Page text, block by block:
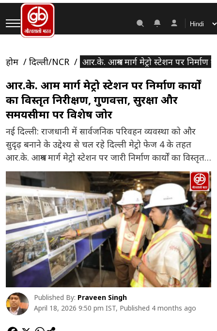
होम दिल्ली/NCR आर.के. आश्रम मार्ग मेट्रो स्टेशन पर
आर.के. आश्रम मार्ग मेट्रो स्टेशन पर निर्माण कार्यों
का विस्तृत निरीक्षण, गुणवत्ता, सुरक्षा और
समयसीमा पर विशेष जोर
नई दिल्ली: राजधानी में सार्वजनिक परिवहन व्यवस्था को और
सुदृढ़ बनाने के उद्देश्य से चल रहे दिल्ली मेट्रो फेज 4 के तहत
आर.के. आश्रम मार्ग मेट्रो स्टेशन पर जारी निर्माण कार्यों का विस्तृत
निरीक्षण किया गया। इस दौरान दिल्ली मेट्रो रेल कॉर्पोरेशन
(DMRC) द्वारा किए जा रहे कार्यों की प्रगति, गुणवत्ता और सुरक्षा
मानकों की […]
Published By: Praveen Singh
April 18, 2026 9:50 pm IST, Published 4 months ago